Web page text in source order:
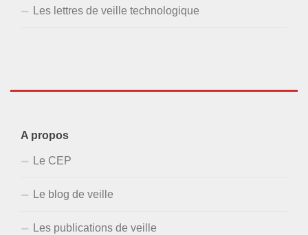
Les lettres de veille technologique
A propos
Le CEP
Le blog de veille
Les publications de veille